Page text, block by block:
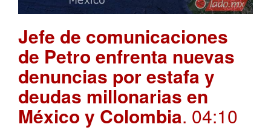
Jefe de comunicaciones
de Petro enfrenta nuevas
denuncias por estafa y
deudas millonarias en
México y Colombia. 04:10